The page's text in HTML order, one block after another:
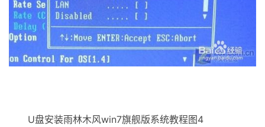
U盘安装雨林木风win7旗舰版系统教程图4